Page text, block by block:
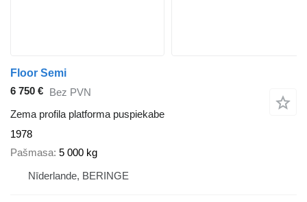
Floor Semi
6 750 € Bez PVN
Zema profila platforma puspiekabe
1978
Pašmasa 5 000 kg
Nīderlande, BERINGE